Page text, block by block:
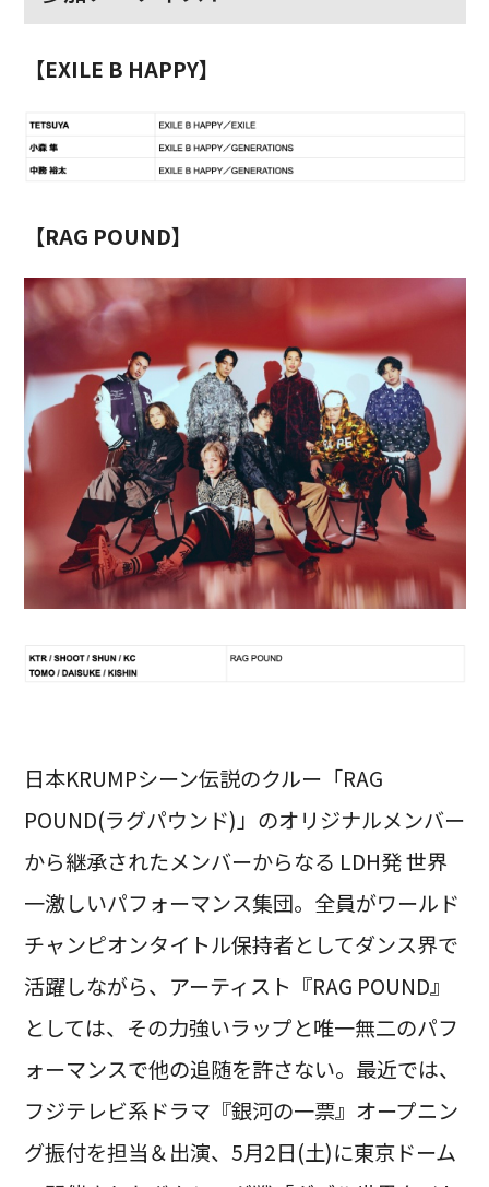
【EXILE B HAPPY】
【RAG POUND】
日本KRUMPシーン伝説のクルー「RAG
POUND(ラグパウンド)」のオリジナルメンバー
から継承されたメンバーからなる LDH発 世界
一激しいパフォーマンス集団。全員がワールド
チャンピオンタイトル保持者としてダンス界で
活躍しながら、アーティスト『RAG POUND』
としては、その力強いラップと唯一無二のパフ
ォーマンスで他の追随を許さない。最近では、
フジテレビ系ドラマ『銀河の一票』オープニン
グ振付を担当＆出演、5月2日(土)に東京ドーム